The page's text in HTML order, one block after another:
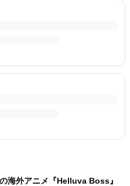
海外アニメ『Helluva Boss』